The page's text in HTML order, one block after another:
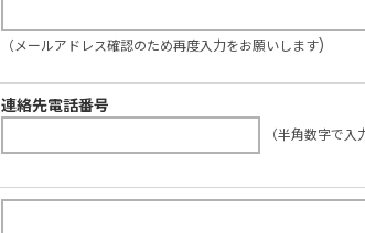
（メールアドレス確認のため再度入力をお願いします)
連絡先電話番号
（半角数字で